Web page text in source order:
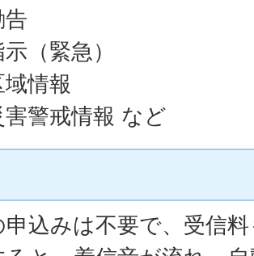
告
（緊急）
情報
害警戒情報 など
申込みは不要で、受信